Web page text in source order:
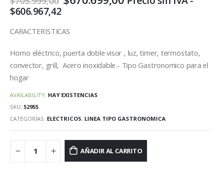
precio
era:
$606.967,42
CARACTERISTICAS
Horno eléctrico, puerta doble visor , luz, timer, termostato,
convector, grill, Acero inoxidable.- Tipo Gastronomico para el
hogar
AVAILABILITY: HAY EXISTENCIAS
SKU: 52955
CATEGORÍAS: ELECTRICOS, LINEA TIPO GASTRONOMICA
AÑADIR AL CARRITO